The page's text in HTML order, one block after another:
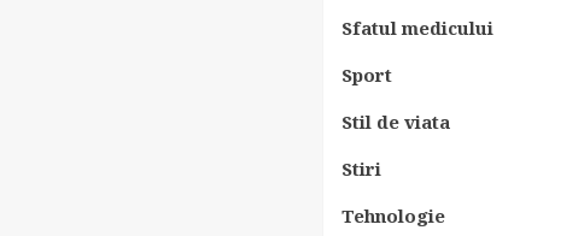
Sfatul medicului
Sport
Stil de viata
Stiri
Tehnologie